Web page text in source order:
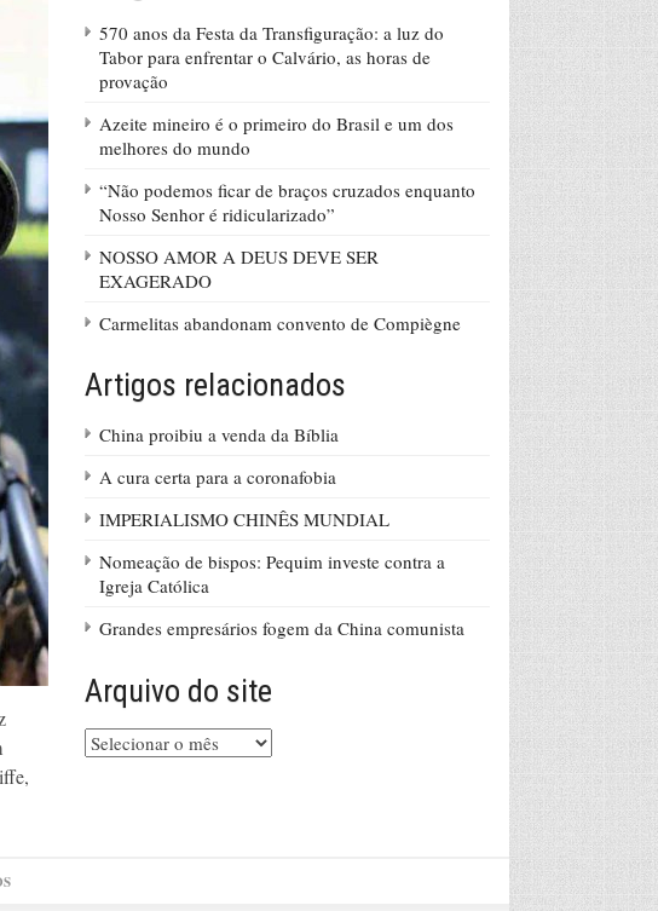
570 anos da Festa da Transfiguração: a luz do
Tabor para enfrentar o Calvário, as horas de
provação
Azeite mineiro é o primeiro do Brasil e um dos
melhores do mundo
“Não podemos ficar de braços cruzados enquanto
Nosso Senhor é ridicularizado”
NOSSO AMOR A DEUS DEVE SER
EXAGERADO
Carmelitas abandonam convento de Compiègne
Artigos relacionados
China proibiu a venda da Bíblia
A cura certa para a coronafobia
IMPERIALISMO CHINÊS MUNDIAL
Nomeação de bispos: Pequim investe contra a
Igreja Católica
Grandes empresários fogem da China comunista
Arquivo do site
Arquivo
do